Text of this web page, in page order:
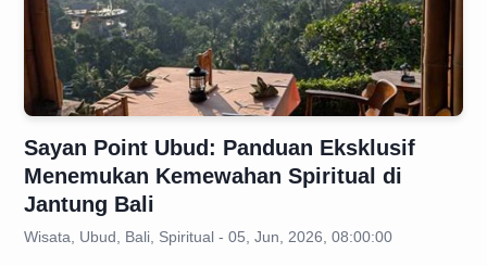
Sayan Point Ubud: Panduan Eksklusif
Menemukan Kemewahan Spiritual di
Jantung Bali
Wisata, Ubud, Bali, Spiritual - 05, Jun, 2026, 08:00:00